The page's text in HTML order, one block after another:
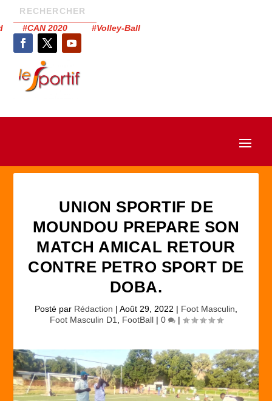
#CAN 2020 #Volley-Ball
UNION SPORTIF DE
MOUNDOU PREPARE SON
MATCH AMICAL RETOUR
CONTRE PETRO SPORT DE
DOBA.
Posté par Rédaction | Août 29, 2022 | Foot Masculin
Foot Masculin D1
FootBall| 0 |